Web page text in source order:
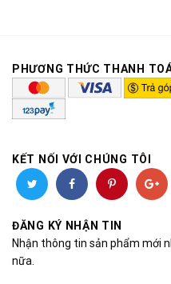
PHƯƠNG THỨC THANH
KẾT NỐI VỚI CHÚNG TÔI
ĐĂNG KÝ NHẬN TIN
Nhận thông tin sản phẩm mới
nữa.